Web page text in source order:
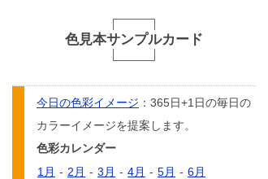
色見本サンプルカード
今日の色彩イメージ ：365日+1日の毎日の
カラーイメージを提案します。
色彩カレンダー
1月 - 2月 - 3月 - 4月 - 5月 - 6月